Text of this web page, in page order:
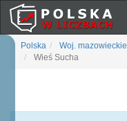
Polska Woj. mazowieckie
Wieś Sucha